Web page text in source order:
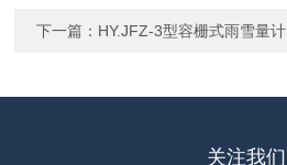
下一篇： HY.JFZ-3型容栅式雨雪量计
关注我们